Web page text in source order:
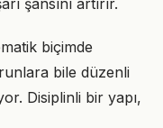
şansını artırır.
biçimde
bile düzenli
Disiplinli bir yapı,